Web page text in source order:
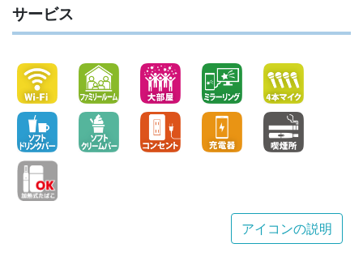
サービス
アイコンの説明